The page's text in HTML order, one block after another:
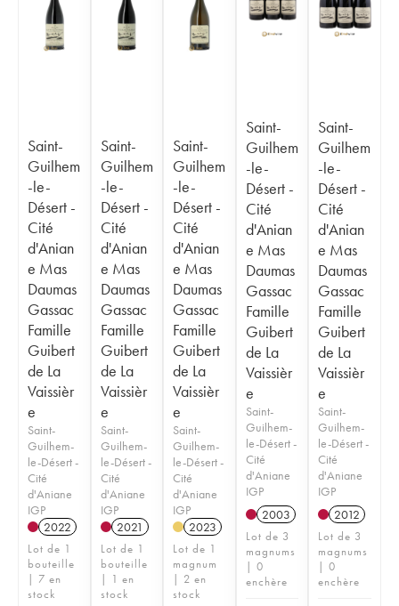
Saint-
Guilhem
-le-
Désert -
Cité
d'Anian
e Mas
Daumas
Gassac
Famille
Guibert
de La
Vaissièr
e
Saint-
Guilhem-
le-Désert -
Cité
d'Aniane
IGP
2022
Lot de 1
bouteille
| 7 en
stock
Saint-
Guilhem
-le-
Désert -
Cité
d'Anian
e Mas
Daumas
Gassac
Famille
Guibert
de La
Vaissièr
e
Saint-
Guilhem-
le-Désert -
Cité
d'Aniane
IGP
2021
Lot de 1
bouteille
| 1 en
stock
Saint-
Guilhem
-le-
Désert -
Cité
d'Anian
e Mas
Daumas
Gassac
Famille
Guibert
de La
Vaissièr
e
Saint-
Guilhem-
le-Désert -
Cité
d'Aniane
IGP
2023
Lot de 1
magnum
| 2 en
stock
Saint-
Guilhem
-le-
Désert -
Cité
d'Anian
e Mas
Daumas
Gassac
Famille
Guibert
de La
Vaissièr
e
Saint-
Guilhem-
le-Désert -
Cité
d'Aniane
IGP
2003
Lot de 3
magnums
| 0
enchère
Saint-
Guilhem
-le-
Désert -
Cité
d'Anian
e Mas
Daumas
Gassac
Famille
Guibert
de La
Vaissièr
e
Saint-
Guilhem-
le-Désert -
Cité
d'Aniane
IGP
2012
Lot de 3
magnums
| 0
enchère